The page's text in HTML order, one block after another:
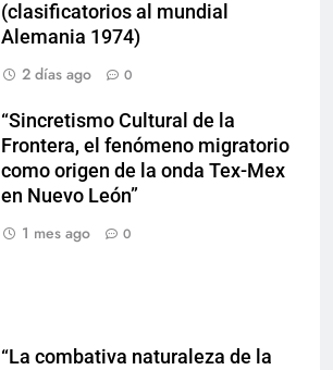
(clasificatorios al mundial
Alemania 1974)
2 días ago
0
“Sincretismo Cultural de la
Frontera, el fenómeno migratorio
como origen de la onda Tex-Mex
en Nuevo León”
1 mes ago
0
“La combativa naturaleza de la